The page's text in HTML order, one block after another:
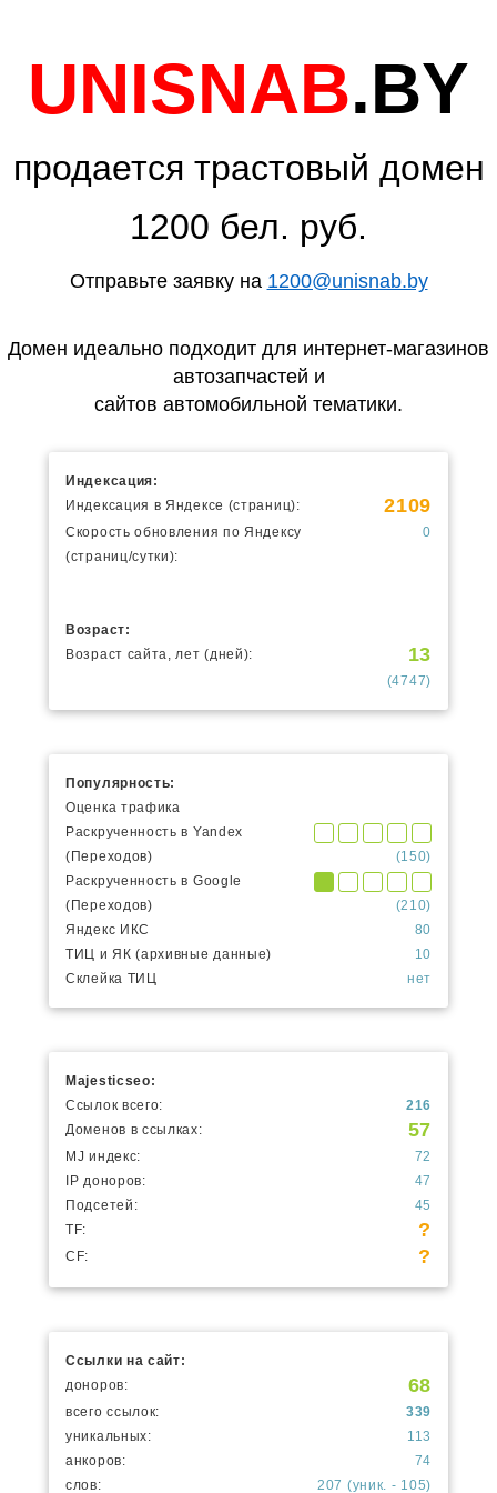
UNISNAB.BY
продается трастовый домен
1200 бел. руб.
Отправьте заявку на 1200@unisnab.by
Домен идеально подходит для интернет-магазинов
автозапчастей и
сайтов автомобильной тематики.
Индексация:
Индексация в Яндексе (страниц):
2109
Скорость обновления по Яндексу
(страниц/сутки):
0
Возраст:
Возраст сайта, лет (дней):
13
(4747)
Популярность:
Оценка трафика
Раскрученность в Yandex
(Переходов)
(150)
Раскрученность в Google
(Переходов)
(210)
Яндекс ИКС
80
ТИЦ и ЯК (архивные данные)
10
Склейка ТИЦ
нет
Majesticseo:
Ссылок всего:
216
Доменов в ссылках:
57
MJ индекс:
72
IP доноров:
47
Подсетей:
45
TF:
?
CF: ?
Ссылки на сайт:
доноров:
68
всего ссылок:
339
уникальных:
113
анкоров:
74
слов:
207 (уник. - 105)